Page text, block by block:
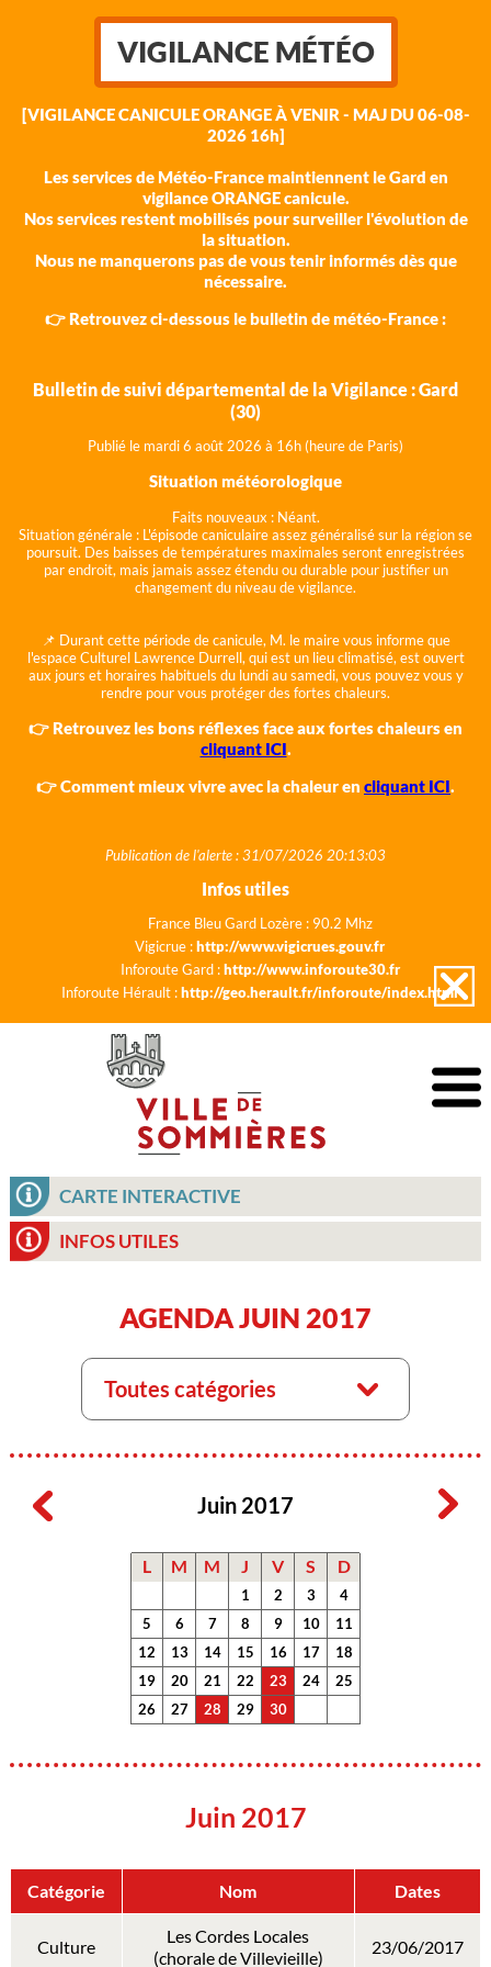
VIGILANCE MÉTÉO
[VIGILANCE CANICULE ORANGE À VENIR - MAJ DU 06-08-
2026 16h]
Les services de Météo-France maintiennent le Gard en
vigilance ORANGE canicule.
Nos services restent mobilisés pour surveiller l'évolution de
la situation.
Nous ne manquerons pas de vous tenir informés dès que
nécessaire.
👉 Retrouvez ci-dessous le bulletin de météo-France :
Bulletin de suivi départemental de la Vigilance : Gard
(30)
Publié le mardi 6 août 2026 à 16h (heure de Paris)
Situation météorologique
Faits nouveaux : Néant.
Situation générale : L'épisode caniculaire assez généralisé sur la région se
poursuit. Des baisses de températures maximales seront enregistrées
par endroit, mais jamais assez étendu ou durable pour justifier un
changement du niveau de vigilance.
📌 Durant cette période de canicule, M. le maire vous informe que
l'espace Culturel Lawrence Durrell, qui est un lieu climatisé, est ouvert
aux jours et horaires habituels du lundi au samedi, vous pouvez vous y
rendre pour vous protéger des fortes chaleurs.
👉 Retrouvez les bons réflexes face aux fortes chaleurs en
cliquant ICI.
👉 Comment mieux vivre avec la chaleur en cliquant ICI.
Publication de l'alerte : 31/07/2026 20:13:03
Infos utiles
France Bleu Gard Lozère : 90.2 Mhz
Vigicrue :http://www.vigicrues.gouv.fr
Inforoute Gard :http://www.inforoute30.fr
Inforoute Hérault :http://geo.herault.fr/inforoute/index.html
CARTE INTERACTIVE
INFOS UTILES
AGENDA JUIN 2017
Toutes catégories
Juin 2017
L M M J V S D
1 2 3
4
5
6 7 8 9 10
11
12
13 14 15 16 17
18
19
20 21 22 23 24
25
26
27 28 29 30
Juin 2017
Catégorie Nom Dates
Culture
Les Cordes Locales
(chorale de Villevieille)
23/06/2017